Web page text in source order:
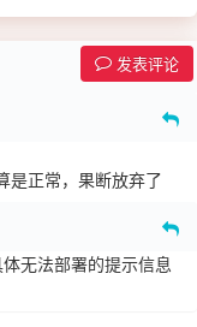
发表评论
是正常，果断放弃了
无法部署的提示信息